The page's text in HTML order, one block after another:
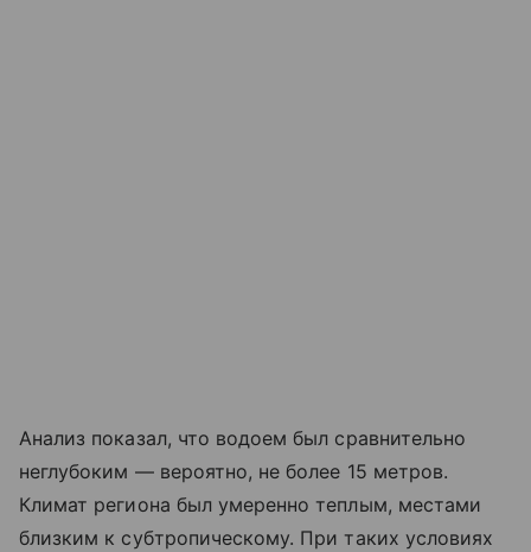
Анализ показал, что водоем был сравнительно
неглубоким — вероятно, не более 15 метров.
Климат региона был умеренно теплым, местами
близким к субтропическому. При таких условиях